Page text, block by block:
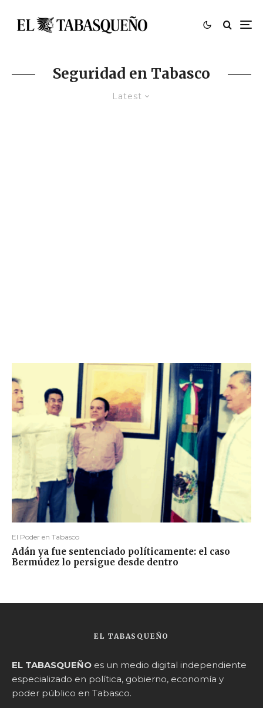
Seguridad en Tabasco
Latest
El Poder en Tabasco
Adán ya fue sentenciado políticamente: el caso
Bermúdez lo persigue desde dentro
EL TABASQUEÑO
EL TABASQUEÑO es un medio digital independiente
especializado en política, gobierno, economía y
poder público en Tabasco.